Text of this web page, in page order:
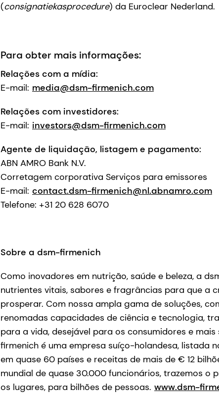
(consignatiekasprocedure) da Euroclear Nederland.
Para obter mais informações:
Relações com a mídia:
E-mail: media@dsm-firmenich.com
Relações com investidores:
E-mail: investors@dsm-firmenich.com
Agente de liquidação, listagem e pagamento:
ABN AMRO Bank N.V.
Corretagem corporativa Serviços para emissores
E-mail: contact.dsm-firmenich@nl.abnamro.com
Telefone: +31 20 628 6070
Sobre a dsm-firmenich
Como inovadores em nutrição, saúde e beleza, a
nutrientes vitais, sabores e fragrâncias para que a
prosperar. Com nossa ampla gama de soluções,
renomadas capacidades de ciência e tecnologia,
para a vida, desejável para os consumidores e
firmenich é uma empresa suíço-holandesa, listada
em quase 60 países e receitas de mais de € 12
mundial de quase 30.000 funcionários, trazemos o
os lugares, para bilhões de pessoas. www.dsm-